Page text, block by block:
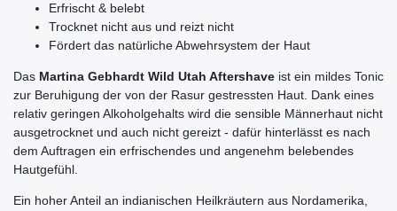
Erfrischt & belebt
Trocknet nicht aus und reizt nicht
Fördert das natürliche Abwehrsystem der Haut
Das Martina Gebhardt Wild Utah Aftershave ist ein mildes Tonic
zur Beruhigung der von der Rasur gestressten Haut. Dank eines
relativ geringen Alkoholgehalts wird die sensible Männerhaut nicht
ausgetrocknet und auch nicht gereizt - dafür hinterlässt es nach
dem Auftragen ein erfrischendes und angenehm belebendes
Hautgefühl.
Ein hoher Anteil an indianischen Heilkräutern aus Nordamerika,